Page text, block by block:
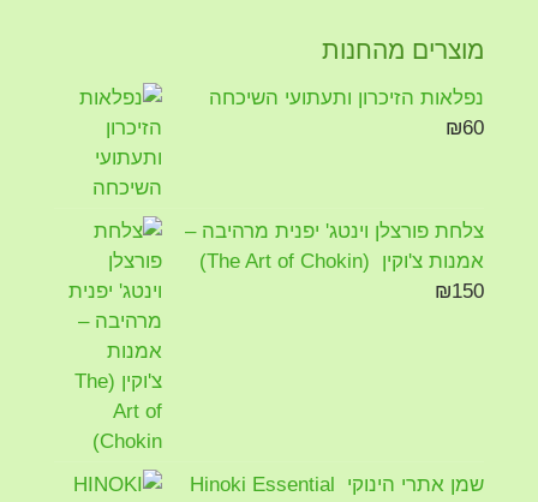
מוצרים מהחנות
נפלאות הזיכרון ותעתועי השיכחה
₪60
צלחת פורצלן וינטג' יפנית מרהיבה –
אמנות צ'וקין (The Art of Chokin)
₪150
שמן אתרי הינוקי Hinoki Essential